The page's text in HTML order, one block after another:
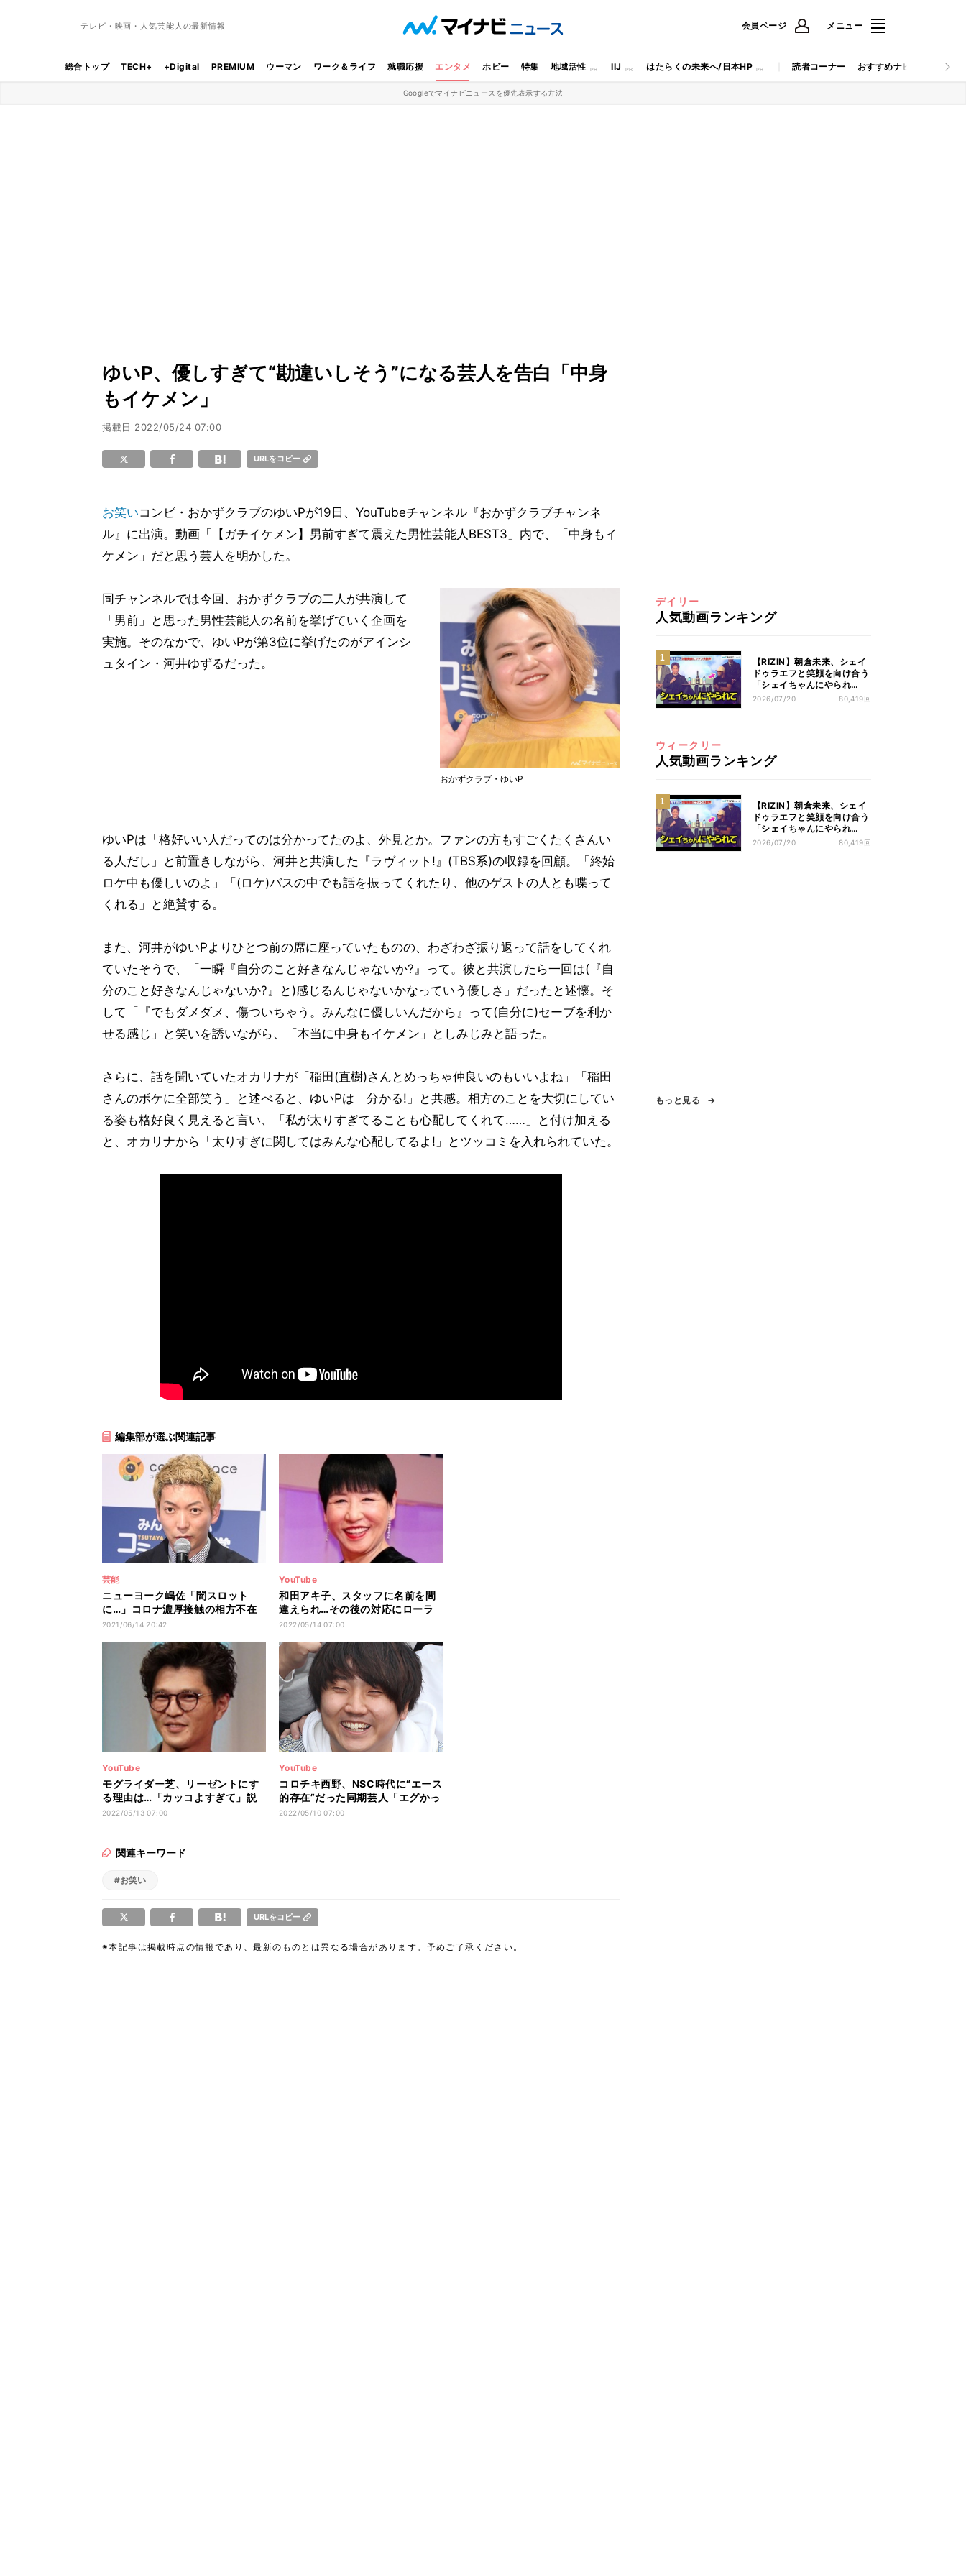
テレビ・映画・人気芸能人の最新情報 会員ページ メニュー
総合トップ TECH+ +Digital PREMIUM ウーマン ワーク＆ライフ 就職応援 エンタメ ホビー 特集 地域活性 IIJ はたらくの未来へ/日本HP 読者コーナー おすすめナビ マイナビ
Googleでマイナビニュースを優先表示する方法
ゆいP、優しすぎて“勘違いしそう”になる芸人を告白「中身
もイケメン」
掲載日 2022/05/24 07:00
URLをコピー
お笑いコンビ・おかずクラブのゆいPが19日、YouTubeチャンネル『おかずクラブチャンネ
ル』に出演。動画「【ガチイケメン】男前すぎて震えた男性芸能人BEST3」内で、「中身もイ
ケメン」だと思う芸人を明かした。
おかずクラブ・ゆいP
同チャンネルでは今回、おかずクラブの二人が共演して
「男前」と思った男性芸能人の名前を挙げていく企画を
実施。そのなかで、ゆいPが第3位に挙げたのがアインシ
ュタイン・河井ゆずるだった。
ゆいPは「格好いい人だってのは分かってたのよ、外見とか。ファンの方もすごくたくさんい
る人だし」と前置きしながら、河井と共演した『ラヴィット!』(TBS系)の収録を回顧。「終始
ロケ中も優しいのよ」「(ロケ)バスの中でも話を振ってくれたり、他のゲストの人とも喋って
くれる」と絶賛する。
また、河井がゆいPよりひとつ前の席に座っていたものの、わざわざ振り返って話をしてくれ
ていたそうで、「一瞬『自分のこと好きなんじゃないか?』って。彼と共演したら一回は(『自
分のこと好きなんじゃないか?』と)感じるんじゃないかなっていう優しさ」だったと述懐。そ
して「『でもダメダメ、傷ついちゃう。みんなに優しいんだから』って(自分に)セーブを利か
せる感じ」と笑いを誘いながら、「本当に中身もイケメン」としみじみと語った。
さらに、話を聞いていたオカリナが「稲田(直樹)さんとめっちゃ仲良いのもいいよね」「稲田
さんのボケに全部笑う」と述べると、ゆいPは「分かる!」と共感。相方のことを大切にしてい
る姿も格好良く見えると言い、「私が太りすぎてることも心配してくれて……」と付け加える
と、オカリナから「太りすぎに関してはみんな心配してるよ!」とツッコミを入れられていた。
編集部が選ぶ関連記事
芸能
ニューヨーク嶋佐「闇スロット
に…」コロナ濃厚接触の相方不在
をボケて謝罪
2021/06/14 20:42
YouTube
和田アキ子、スタッフに名前を間
違えられ…その後の対応にローラ
ンドが感動
2022/05/14 07:00
YouTube
モグライダー芝、リーゼントにす
る理由は…「カッコよすぎて」説
は否定
2022/05/13 07:00
YouTube
コロチキ西野、NSC時代に“エース
的存在”だった同期芸人「エグかっ
た」
2022/05/10 07:00
関連キーワード
#お笑い
URLをコピー
※本記事は掲載時点の情報であり、最新のものとは異なる場合があります。予めご了承ください。
デイリー
人気動画ランキング
【RIZIN】朝倉未来、シェイ
ドゥラエフと笑顔を向け合う
「シェイちゃんにやられ
て…」
2026/07/20 80,419回
ウィークリー
人気動画ランキング
【RIZIN】朝倉未来、シェイ
ドゥラエフと笑顔を向け合う
「シェイちゃんにやられ
て…」
2026/07/20 80,419回
もっと見る